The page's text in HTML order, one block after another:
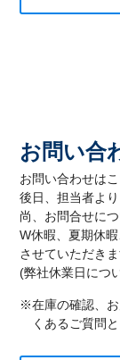
お問い合
お問い合わせは
後日、担当者よ
尚、お問合せに
W休暇、夏期休
させていただきま
(弊社休業日につ
※在庫の確認、お
くあるご質問